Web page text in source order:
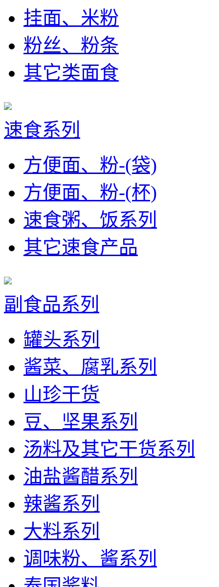
挂面、米粉
粉丝、粉条
其它类面食
速食系列
方便面、粉-(袋)
方便面、粉-(杯)
速食粥、饭系列
其它速食产品
副食品系列
罐头系列
酱菜、腐乳系列
山珍干货
豆、坚果系列
汤料及其它干货系列
油盐酱醋系列
辣酱系列
大料系列
调味粉、酱系列